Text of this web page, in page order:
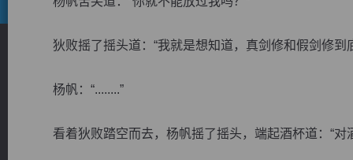
狄败摇了摇头道：“我就是想知道，真剑修和假剑修到
杨帆：“........”
看着狄败踏空而去，杨帆摇了摇头，端起酒杯道：“对